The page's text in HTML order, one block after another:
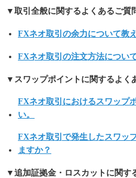
▼取引全般に関するよくあるご質
FXネオ取引の余力について教
FXネオ取引の注文方法につい
▼スワップポイントに関するよく
FXネオ取引におけるスワップ
い。
FXネオ取引で発生したスワッ
ますか？
▼追加証拠金・ロスカットに関す